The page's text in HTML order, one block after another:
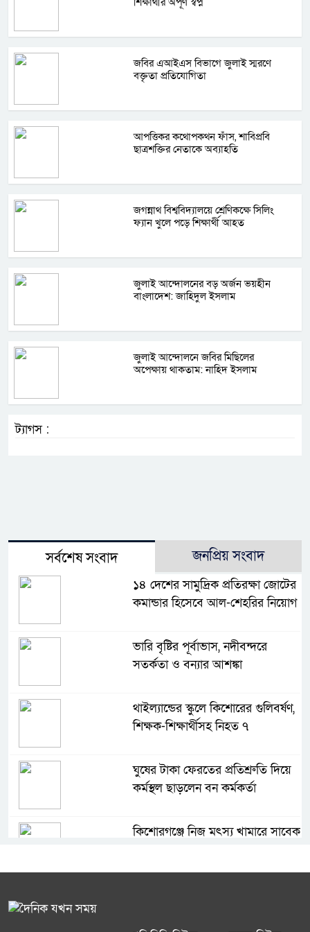
জবির এআইএস বিভাগে জুলাই স্মরণে
বক্তৃতা প্রতিযোগিতা
আপত্তিকর কথোপকথন ফাঁস, শাবিপ্রবি
ছাত্রশক্তির নেতাকে অব্যাহতি
জগন্নাথ বিশ্ববিদ্যালয়ে শ্রেণিকক্ষে সিলিং
ফ্যান খুলে পড়ে শিক্ষার্থী আহত
জুলাই আন্দোলনের বড় অর্জন ভয়হীন
বাংলাদেশ: জাহিদুল ইসলাম
জুলাই আন্দোলনে জবির মিছিলের
অপেক্ষায় থাকতাম: নাহিদ ইসলাম
ট্যাগস :
সর্বশেষ সংবাদ জনপ্রিয় সংবাদ
১৪ দেশের সামুদ্রিক প্রতিরক্ষা জোটের
কমান্ডার হিসেবে আল-শেহরির নিয়োগ
ভারি বৃষ্টির পূর্বাভাস, নদীবন্দরে
সতর্কতা ও বন্যার আশঙ্কা
থাইল্যান্ডের স্কুলে কিশোরের গুলিবর্ষণ,
শিক্ষক-শিক্ষার্থীসহ নিহত ৭
ঘুষের টাকা ফেরতের প্রতিশ্রুতি দিয়ে
কর্মস্থল ছাড়লেন বন কর্মকর্তা
কিশোরগঞ্জে নিজ মৎস্য খামারে সাবেক